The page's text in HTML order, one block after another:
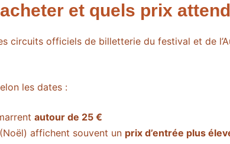
et quels prix
circuits officiels de billetterie du festival et de
les dates :
autour de 25 €
affichent souvent un prix d’entrée plus